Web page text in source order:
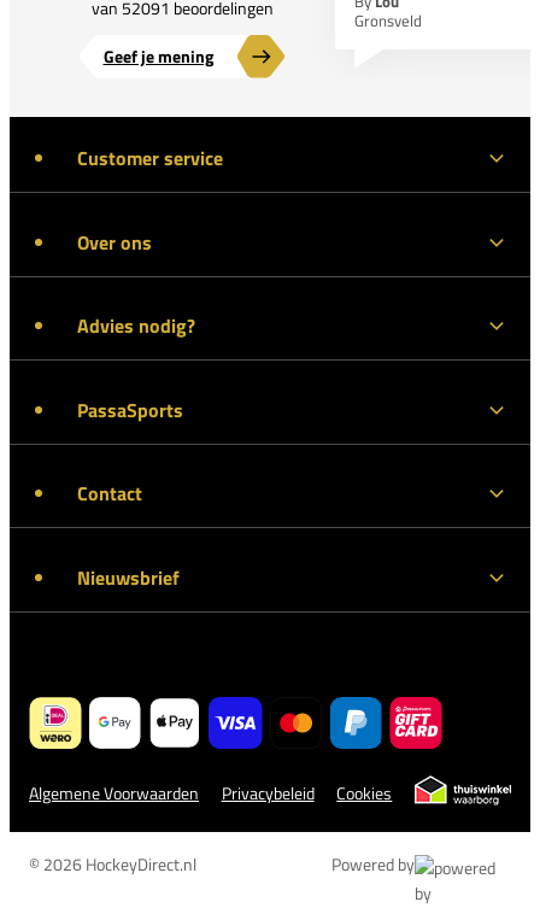
van 52091 beoordelingen
Geef je mening
Gronsveld
Customer service
Over ons
Advies nodig?
PassaSports
Contact
Nieuwsbrief
Algemene Voorwaarden Privacybeleid Cookies
© 2026 HockeyDirect.nl Powered by